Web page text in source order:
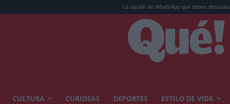
La opción de WhatsApp que debes desactivar hoy mis...
CULTURA CURIOSAS DEPORTES ESTILO DE VIDA